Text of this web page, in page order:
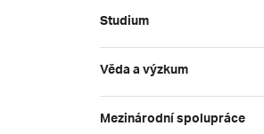
Studium
Věda a výzkum
Mezinárodní spolupráce